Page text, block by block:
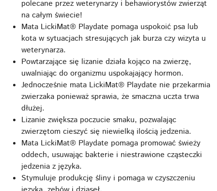
polecane przez weterynarzy i behawiorystów zwierząt
na całym świecie!
Mata LickiMat® Playdate pomaga uspokoić psa lub
kota w sytuacjach stresujących jak burza czy wizyta u
weterynarza.
Powtarzające się lizanie działa kojąco na zwierzę,
uwalniając do organizmu uspokajający hormon.
Jednocześnie mata LickiMat® Playdate nie przekarmia
zwierzaka ponieważ sprawia, że ​smaczna uczta trwa
dłużej.
Lizanie zwiększa poczucie smaku, pozwalając
zwierzętom cieszyć się niewielką ilością jedzenia.
Mata LickiMat® Playdate pomaga promować świeży
oddech, usuwając bakterie i niestrawione cząsteczki
jedzenia z języka.
Stymuluje produkcję śliny i pomaga w czyszczeniu